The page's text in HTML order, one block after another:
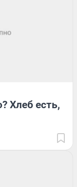
Хлеб есть,